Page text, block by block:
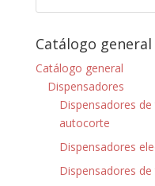
Catálogo general
Catálogo general
Dispensadores
Dispensadores
autocorte
Dispensadores
Dispensadores